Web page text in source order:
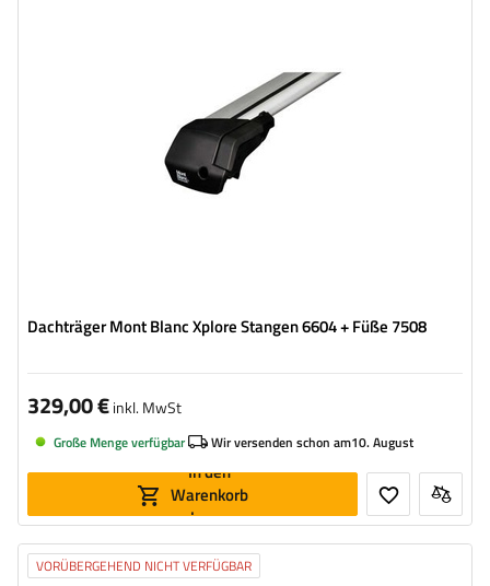
Dachträger Mont Blanc Xplore Stangen 6604 + Füße 7508
329,00 €inkl. MwSt
Große Menge verfügbar Wir versenden schon am10. August
In den
Warenkorb
legen
VORÜBERGEHEND NICHT VERFÜGBAR